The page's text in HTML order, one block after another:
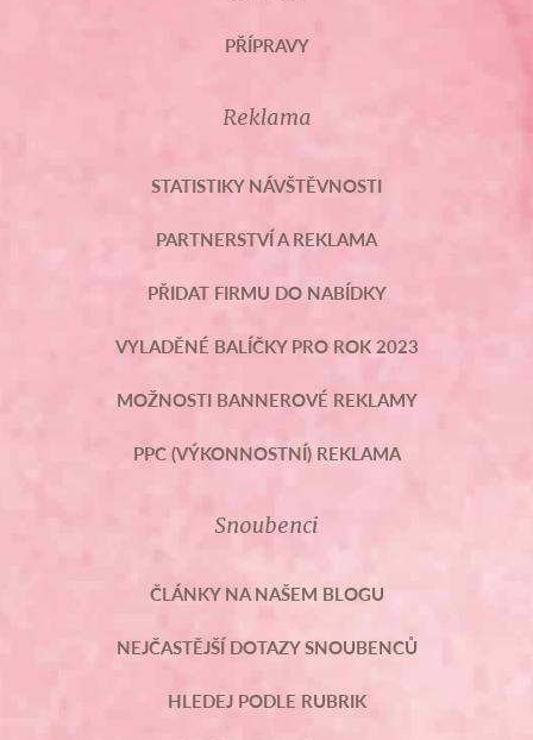
PŘÍPRAVY
Reklama
STATISTIKY NÁVŠTĚVNOSTI
PARTNERSTVÍ A REKLAMA
PŘIDAT FIRMU DO NABÍDKY
VYLADĚNÉ BALÍČKY PRO ROK 2023
MOŽNOSTI BANNEROVÉ REKLAMY
PPC (VÝKONNOSTNÍ) REKLAMA
Snoubenci
ČLÁNKY NA NAŠEM BLOGU
NEJČASTĚJŠÍ DOTAZY SNOUBENCŮ
HLEDEJ PODLE RUBRIK